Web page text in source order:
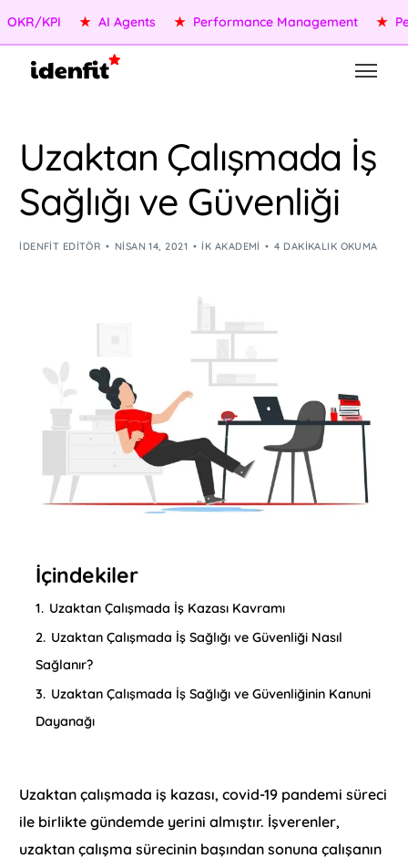
KPI AI Agents Performance Management ★
Uzaktan Çalışmada İş
Sağlığı ve Güvenliği
IDENFIT EDITÖR NISAN 14, 2021 İK AKADEMI 4 DAKIKALIK OKUMA
İçindekiler
1. Uzaktan Çalışmada İş Kazası Kavramı
2. Uzaktan Çalışmada İş Sağlığı ve Güvenliği Nasıl
Sağlanır?
3. Uzaktan Çalışmada İş Sağlığı ve Güvenliğinin Kanuni
Dayanağı
Uzaktan çalışmada iş kazası, covid-19 pandemi süreci
ile birlikte gündemde yerini almıştır. İşverenler,
uzaktan çalışma sürecinin başından sonuna çalışanın